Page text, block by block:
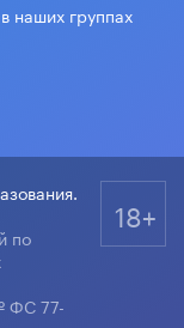
наших группах
по
ФС 77-
18+